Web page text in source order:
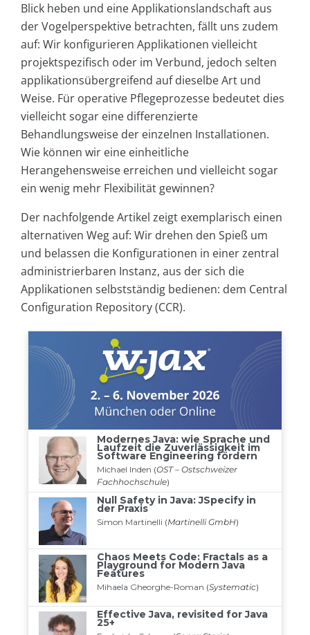
Blick heben und eine Applikationslandschaft aus
der Vogelperspektive betrachten, fällt uns zudem
auf: Wir konfigurieren Applikationen vielleicht
projektspezifisch oder im Verbund, jedoch selten
applikationsübergreifend auf dieselbe Art und
Weise. Für operative Pflegeprozesse bedeutet dies
vielleicht sogar eine differenzierte
Behandlungsweise der einzelnen Installationen.
Wie können wir eine einheitliche
Herangehensweise erreichen und vielleicht sogar
ein wenig mehr Flexibilität gewinnen?
Der nachfolgende Artikel zeigt exemplarisch einen
alternativen Weg auf: Wir drehen den Spieß um
und belassen die Konfigurationen in einer zentral
administrierbaren Instanz, aus der sich die
Applikationen selbstständig bedienen: dem Central
Configuration Repository (CCR).